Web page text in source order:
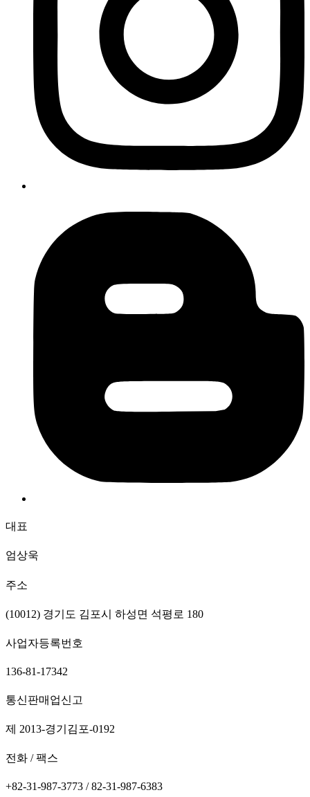
대표
엄상욱
주소
(10012) 경기도 김포시 하성면 석평로 180
사업자등록번호
136-81-17342
통신판매업신고
제 2013-경기김포-0192
전화 / 팩스
+82-31-987-3773 / 82-31-987-6383